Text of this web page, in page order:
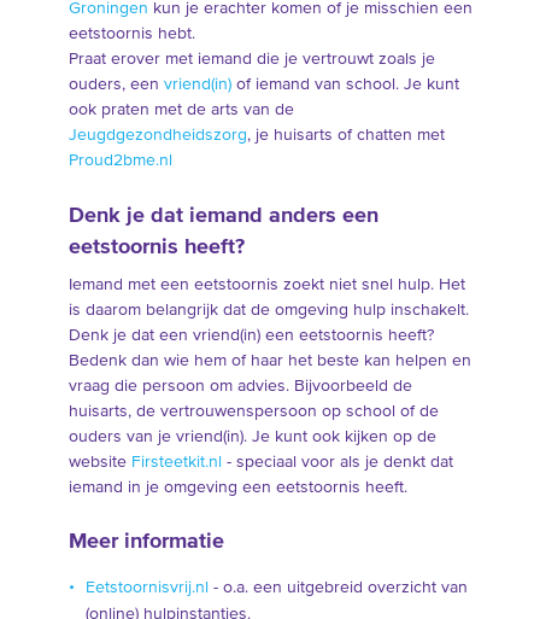
Groningen kun je erachter komen of je misschien een
eetstoornis hebt.
Praat erover met iemand die je vertrouwt zoals je
ouders, een vriend(in)of iemand van school. Je kunt
ook praten met de arts van de
Jeugdgezondheidszorg, je huisarts of chatten met
Proud2bme.nl
Denk je dat iemand anders een
eetstoornis heeft?
Iemand met een eetstoornis zoekt niet snel hulp. Het
is daarom belangrijk dat de omgeving hulp inschakelt.
Denk je dat een vriend(in) een eetstoornis heeft?
Bedenk dan wie hem of haar het beste kan helpen en
vraag die persoon om advies. Bijvoorbeeld de
huisarts, de vertrouwenspersoon op school of de
ouders van je vriend(in). Je kunt ook kijken op de
website Firsteetkit.nl - speciaal voor als je denkt dat
iemand in je omgeving een eetstoornis heeft.
Meer informatie
Eetstoornisvrij.nl - o.a. een uitgebreid overzicht van
(online) hulpinstanties.